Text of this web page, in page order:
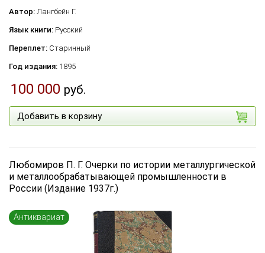
Автор: Лангбейн Г.
Язык книги: Русский
Переплет: Старинный
Год издания: 1895
100 000 руб.
Добавить в корзину
Любомиров П. Г. Очерки по истории металлургической
и металлообрабатывающей промышленности в
России (Издание 1937г.)
Антиквариат